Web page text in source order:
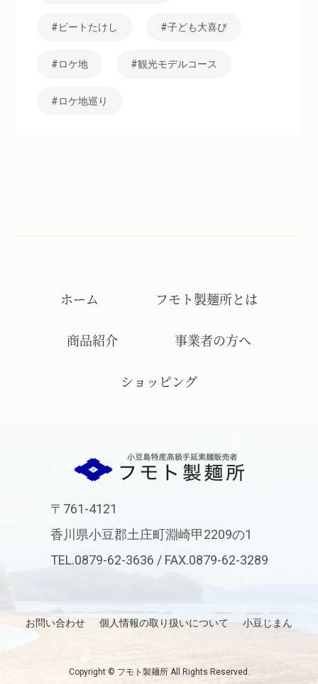
ビートたけし 子ども大喜び
ロケ地 観光モデルコース
ロケ地巡り
ホーム フモト製麺所とは
商品紹介 事業者の方へ
ショッピング
〒761-4121
香川県小豆郡土庄町淵崎甲2209の1
TEL.0879-62-3636 / FAX.0879-62-3289
お問い合わせ 個人情報の取り扱いについて 小豆じまん
Copyright © フモト製麺所 All Rights Reserved.